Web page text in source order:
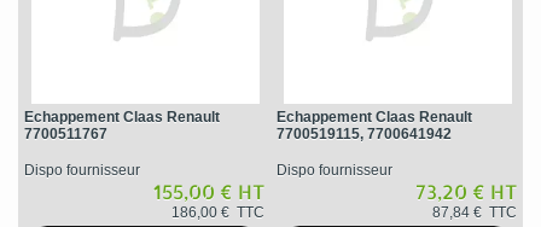
Echappement Claas Renault
7700511767
Dispo fournisseur
155,00 € HT
186,00 € TTC
Echappement Claas Renault
7700519115, 7700641942
Dispo fournisseur
73,20 € HT
87,84 € TTC